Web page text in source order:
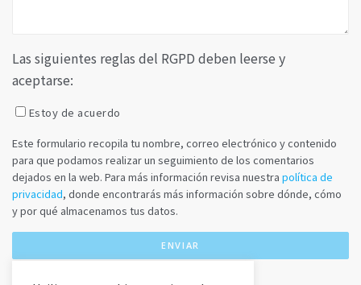
Las siguientes reglas del RGPD deben leerse y
aceptarse:
Estoy de acuerdo
Este formulario recopila tu nombre, correo electrónico y contenido
para que podamos realizar un seguimiento de los comentarios
dejados en la web. Para más información revisa nuestra política de
privacidad, donde encontrarás más información sobre dónde, cómo
y por qué almacenamos tus datos.